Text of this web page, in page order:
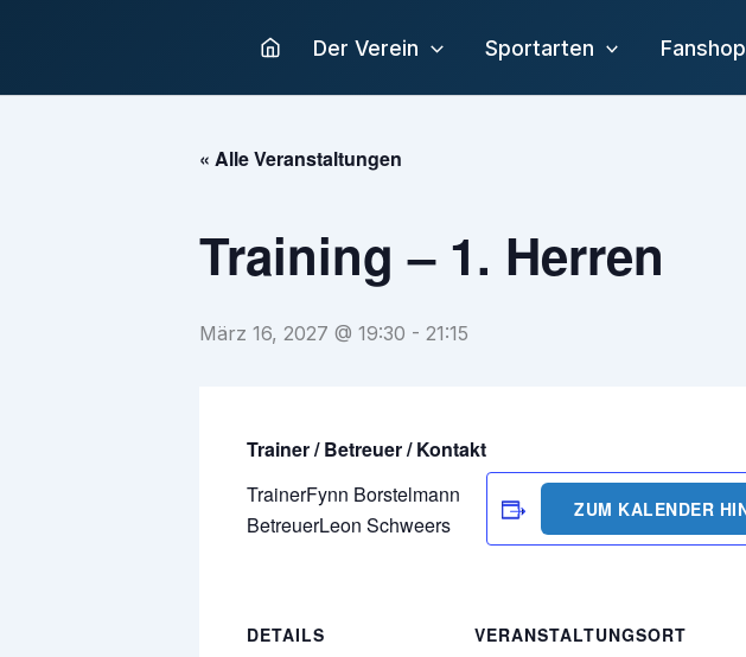
Der Verein Sportarten Fanshop
« Alle Veranstaltungen
Training – 1. Herren
März 16, 2027 @ 19:30 - 21:15
Trainer / Betreuer / Kontakt
TrainerFynn Borstelmann
BetreuerLeon Schweers
ZUM KALENDER
DETAILS
VERANSTALTUNGSORT